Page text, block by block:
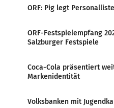
ORF: Pig legt
ORF-Festspielempfang
Salzburger Festspiele
Coca-Cola präsentiert
Markenidentität
Volksbanken mit